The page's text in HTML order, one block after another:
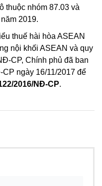
thuộc nhóm 87.03 và
2019.
thuế hài hòa ASEAN
nội khối ASEAN và quy
CP, Chính phủ đã ban
ngày 16/11/2017 để
2016/NĐ-CP.